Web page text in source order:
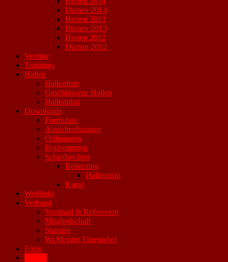
Damen 2014
Herren 2013
Damen 2013
Herren 2012
Damen 2012
Vereine
Trainings
Hallen
Hallenliste
Geschlossene Hallen
Hallenplan
Downloads
Formulare
Ausschreibungen
Ordnungen
Ergänzungen
Schiedsrichter
Besetzung
Hallenplan
Kurse
Weblinks
Verband
Vorstand & Referenten
Mitgliedschaft
Statuten
Wr.Meister Ehrentabel
Fotos